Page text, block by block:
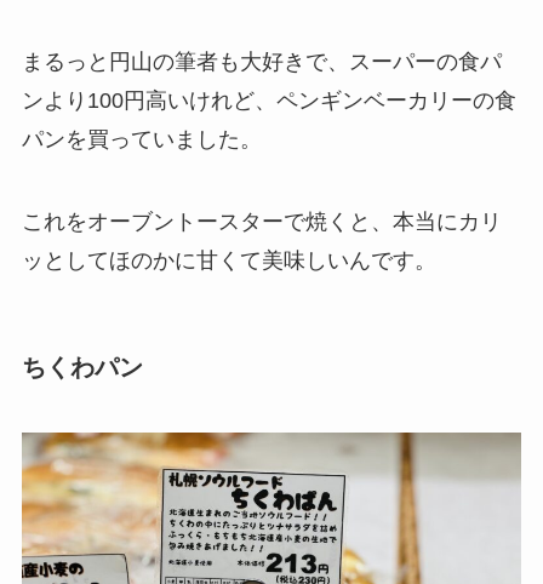
まるっと円山の筆者も大好きで、スーパーの食パ
ンより100円高いけれど、ペンギンベーカリーの食
パンを買っていました。
これをオーブントースターで焼くと、本当にカリ
ッとしてほのかに甘くて美味しいんです。
ちくわパン